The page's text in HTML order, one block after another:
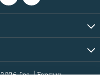
Inc. | Барлық